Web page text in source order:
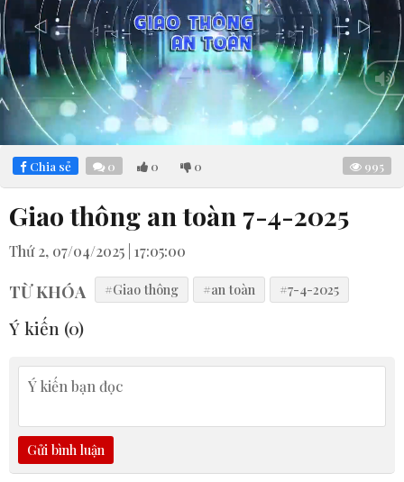
Mute Loaded:
7.23%
Chia sẻ 0 0 0 995
Giao thông an toàn 7-4-2025
Thứ 2, 07/04/2025 | 17:05:00
TỪ KHÓA #Giao thông #an toàn #7-4-2025
Ý kiến (0)
Gửi bình luận